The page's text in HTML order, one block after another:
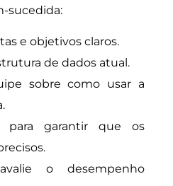
sucedida:
e objetivos claros.
de dados atual.
sobre como usar a
para garantir que os
o desempenho